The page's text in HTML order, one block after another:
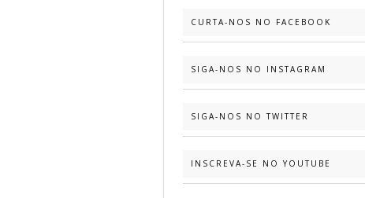
CURTA-NOS NO FACEBOOK
SIGA-NOS NO INSTAGRAM
SIGA-NOS NO TWITTER
INSCREVA-SE NO YOUTUBE